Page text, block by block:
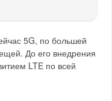
5G, по большей
До его внедрения
LTE по всей